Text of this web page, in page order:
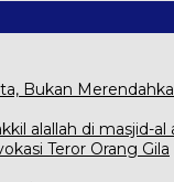
Bukan
Teror Orang Gila